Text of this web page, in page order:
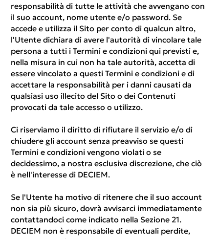
responsabilità di tutte le attività che avvengano con
il suo account, nome utente e/o password. Se
accede e utilizza il Sito per conto di qualcun altro,
l'Utente dichiara di avere l'autorità di vincolare tale
persona a tutti i Termini e condizioni qui previsti e,
nella misura in cui non ha tale autorità, accetta di
essere vincolato a questi Termini e condizioni e di
accettare la responsabilità per i danni causati da
qualsiasi uso illecito del Sito o dei Contenuti
provocati da tale accesso o utilizzo.
Ci riserviamo il diritto di rifiutare il servizio e/o di
chiudere gli account senza preavviso se questi
Termini e condizioni vengono violati o se
decidessimo, a nostra esclusiva discrezione, che ciò
è nell'interesse di DECIEM.
Se l'Utente ha motivo di ritenere che il suo account
non sia più sicuro, dovrà avvisarci immediatamente
contattandoci come indicato nella Sezione 21.
DECIEM non è responsabile di eventuali perdite,